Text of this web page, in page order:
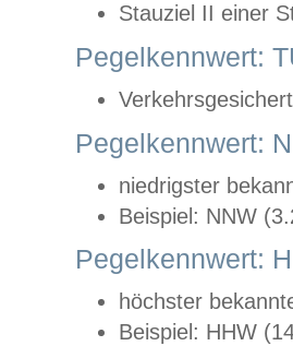
Stauziel II einer
Pegelkennwert:
Pegelkennwert:
niedrigster
Beispiel: NNW
Pegelkennwert:
höchster
Beispiel: HHW